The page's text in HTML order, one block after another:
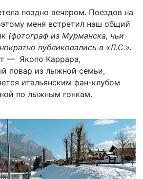
поздно вечером. Поездов на
меня встретил наш общий
(фотограф из Мурманска, чьи
публиковались в «Л.С.».
— Якопо Каррара,
повар из лыжной семьи,
итальянским фан-клубом
по лыжным гонкам.